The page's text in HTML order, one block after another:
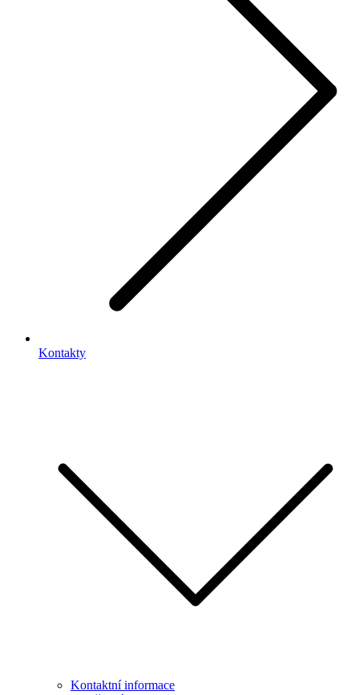
Kontakty
Kontaktní informace